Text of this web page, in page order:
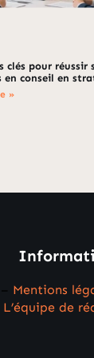
clés pour réussir
en conseil en
»
Mentions
L’équipe de